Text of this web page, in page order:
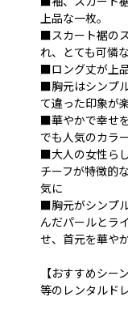
上品な一枚。
■スカート裾の
れ、とても可憐
■ロング丈が上
■胸元はシンプ
て違った印象が
■華やかで幸せ
でも人気のカラー
■大人の女性ら
チーフが特徴的
気に
■胸元がシンプ
んだパールとラ
せ、首元を華や
【おすすめシ
等のレンタルド